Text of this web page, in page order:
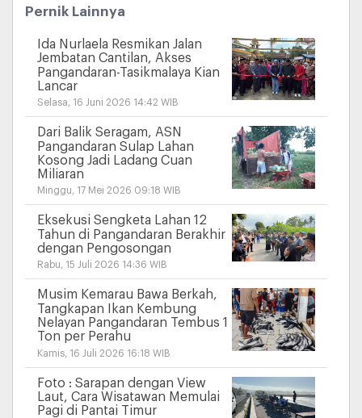
Pernik Lainnya
Ida Nurlaela Resmikan Jalan
Jembatan Cantilan, Akses
Pangandaran-Tasikmalaya Kian
Lancar
Selasa, 16 Juni 2026 14:42 WIB
Dari Balik Seragam, ASN
Pangandaran Sulap Lahan
Kosong Jadi Ladang Cuan
Miliaran
Minggu, 17 Mei 2026 09:18 WIB
Eksekusi Sengketa Lahan 12
Tahun di Pangandaran Berakhir
dengan Pengosongan
Rabu, 15 Juli 2026 14:36 WIB
Musim Kemarau Bawa Berkah,
Tangkapan Ikan Kembung
Nelayan Pangandaran Tembus 1
Ton per Perahu
Kamis, 16 Juli 2026 16:18 WIB
Foto : Sarapan dengan View
Laut, Cara Wisatawan Memulai
Pagi di Pantai Timur